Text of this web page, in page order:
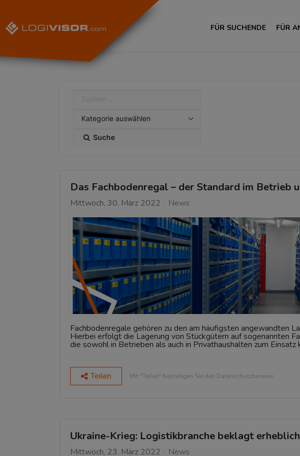
FÜR SUCHENDE FÜR
Suche
Das Fachbodenregal – der Standard im Betrieb
Mittwoch, 30. März 2022 News
Fachbodenregale gehören zu den am häufigsten angewandten
Hierbei erfolgt die Lagerung von Stückgütern auf sogenannten
die sowohl in Betrieben als auch in Privathaushalten zum Einsatz
Teilen Mit "Teilen" bestätigen Sie den Datenschutzhinweis.
Ukraine-Krieg: Logistikbranche beklagt
Mittwoch, 23. März 2022 News